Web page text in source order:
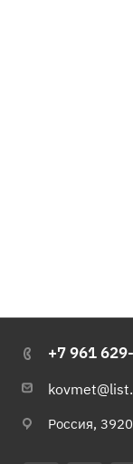
+7 961
Россия,